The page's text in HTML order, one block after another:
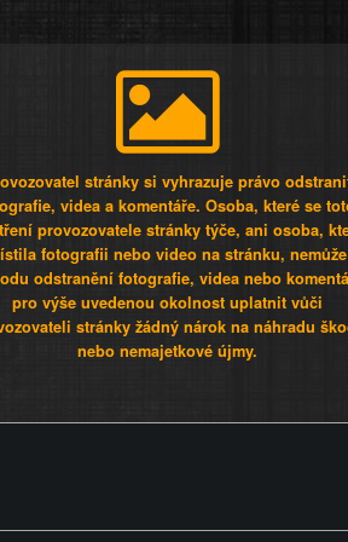
stránky si vyhrazuje právo
videa a komentáře. Osoba, které se
provozovatele stránky týče, ani osoba,
fotografii nebo video na stránku,
odstranění fotografie, videa nebo
pro výše uvedenou okolnost uplatnit vůči
stránky žádný nárok na náhradu
nebo nemajetkové újmy.
GDPR COOKIES